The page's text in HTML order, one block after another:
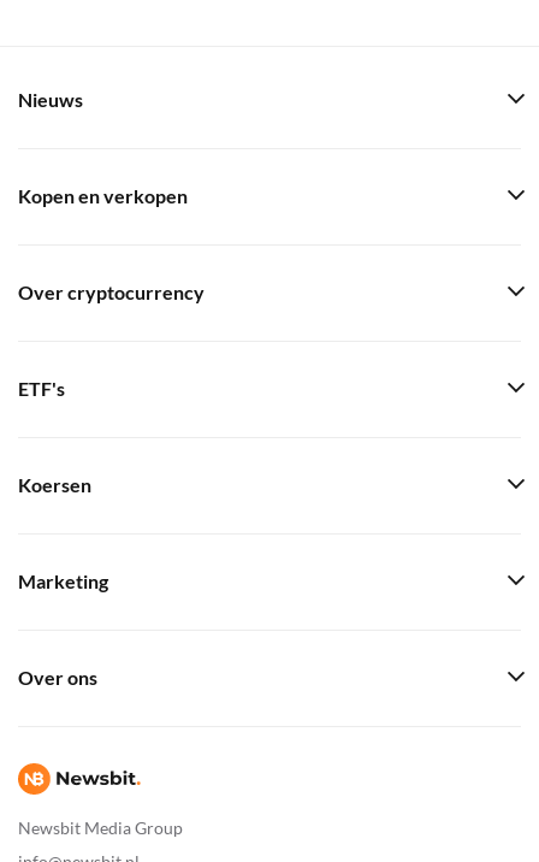
Newsbit Media Group
Nieuws
Kopen en verkopen
Over cryptocurrency
ETF's
Koersen
Marketing
Over ons